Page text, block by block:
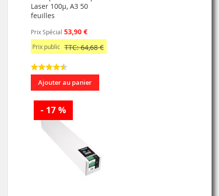
Laser 100µ, A3 50
feuilles
Prix Spécial 53,90 €
Prix public TTC: 64,68 €
Ajouter au panier
- 17 %